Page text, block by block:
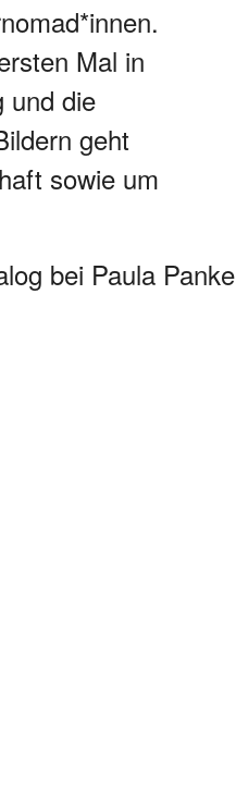
Mal in
und die
geht
sowie um
bei Paula Panke